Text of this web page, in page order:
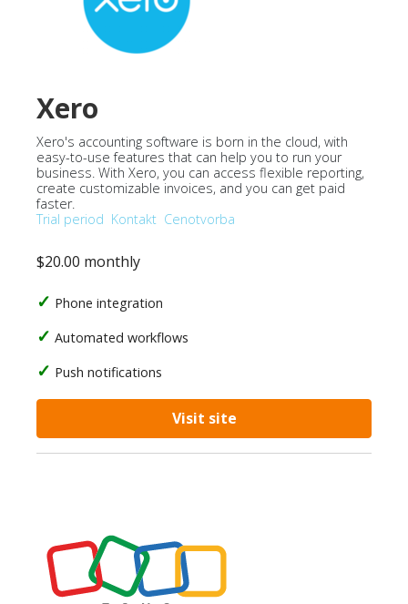
Xero
Xero's accounting software is born in the cloud, with
easy-to-use features that can help you to run your
business. With Xero, you can access flexible reporting,
create customizable invoices, and you can get paid
faster.
Trial period Kontakt Cenotvorba
$20.00 monthly
Phone integration
Automated workflows
Push notifications
Visit site